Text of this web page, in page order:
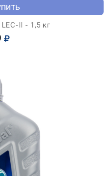
II - 1,5 кг